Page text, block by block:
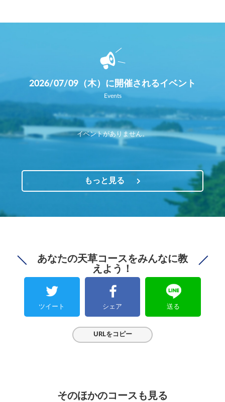
2026/07/09（木）に開催されるイベント
Events
イベントがありません。
もっと見る
あなたの天草コースをみんなに教
えよう！
ツイート シェア 送る
URLをコピー
そのほかのコースも見る